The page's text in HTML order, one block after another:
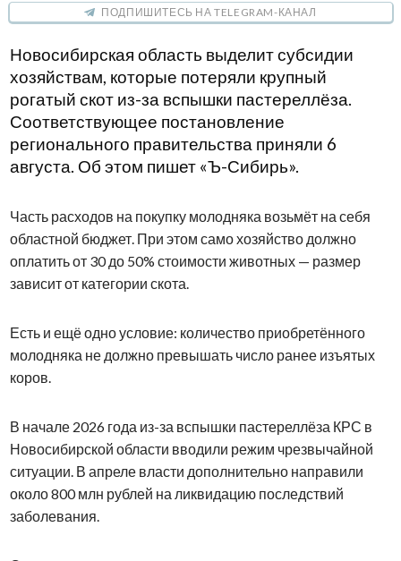
ПОДПИШИТЕСЬ НА TELEGRAM-КАНАЛ
Новосибирская область выделит субсидии
хозяйствам, которые потеряли крупный
рогатый скот из-за вспышки пастереллёза.
Соответствующее постановление
регионального правительства приняли 6
августа. Об этом пишет «Ъ-Сибирь».
Часть расходов на покупку молодняка возьмёт на себя
областной бюджет. При этом само хозяйство должно
оплатить от 30 до 50% стоимости животных — размер
зависит от категории скота.
Есть и ещё одно условие: количество приобретённого
молодняка не должно превышать число ранее изъятых
коров.
В начале 2026 года из-за вспышки пастереллёза КРС в
Новосибирской области вводили режим чрезвычайной
ситуации. В апреле власти дополнительно направили
около 800 млн рублей на ликвидацию последствий
заболевания.